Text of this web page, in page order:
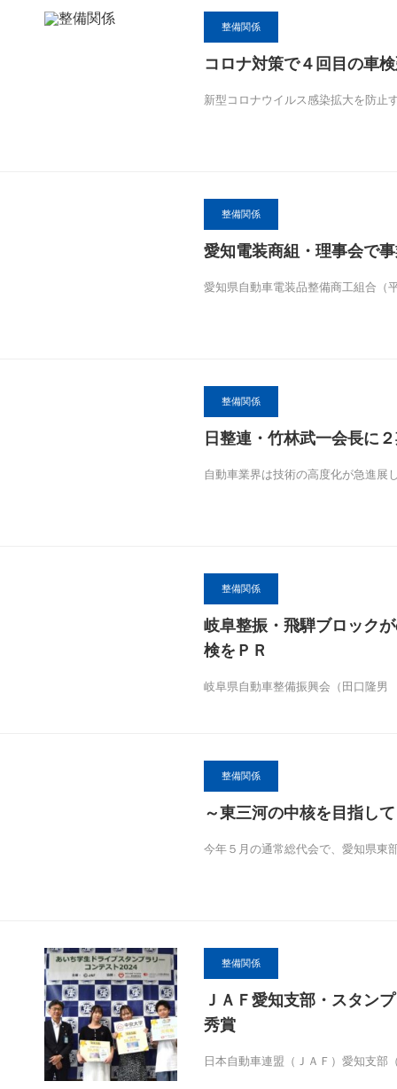
整備関係
コロナ対策で４回目の車
新型コロナウイルス感染拡大を防
整備関係
愛知電装商組・理事会で
愛知県自動車電装品整備商工組合
整備関係
日整連・竹林武一会長に
自動車業界は技術の高度化が急進
整備関係
岐阜整振・飛騨ブロック
検をＰＲ
岐阜県自動車整備振興会（田口隆
整備関係
～東三河の中核を目指し
今年５月の通常総代会で、愛知県
整備関係
ＪＡＦ愛知支部・スタン
秀賞
日本自動車連盟（ＪＡＦ）愛知支